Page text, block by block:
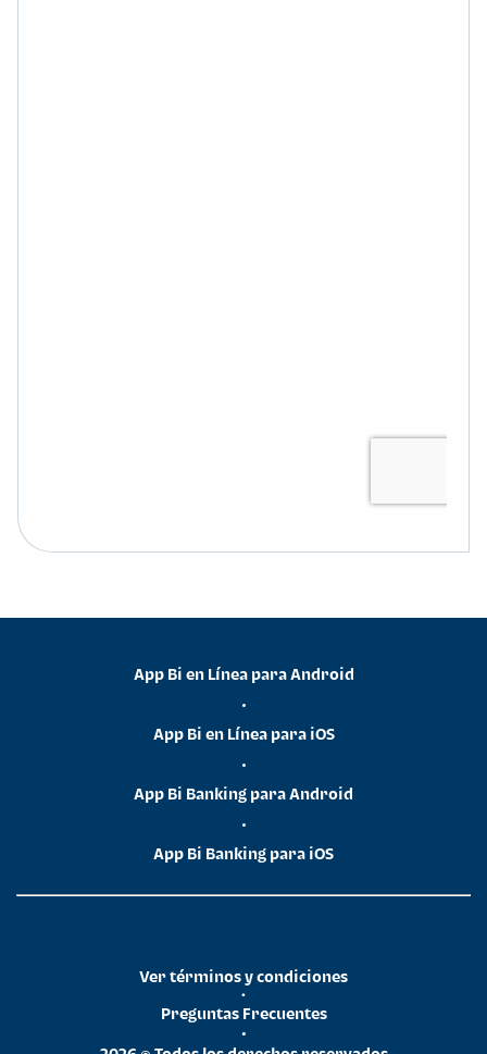
App Bi en Línea para Android
•
App Bi en Línea para iOS
•
App Bi Banking para Android
•
App Bi Banking para iOS
•
Preguntas Frecuentes
•
Ver términos y condiciones